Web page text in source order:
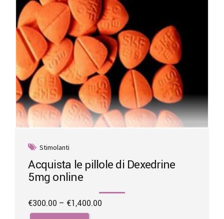
the
product
page
Stimolanti
Acquista le pillole di Dexedrine
5mg online
€300.00 – €1,400.00
This